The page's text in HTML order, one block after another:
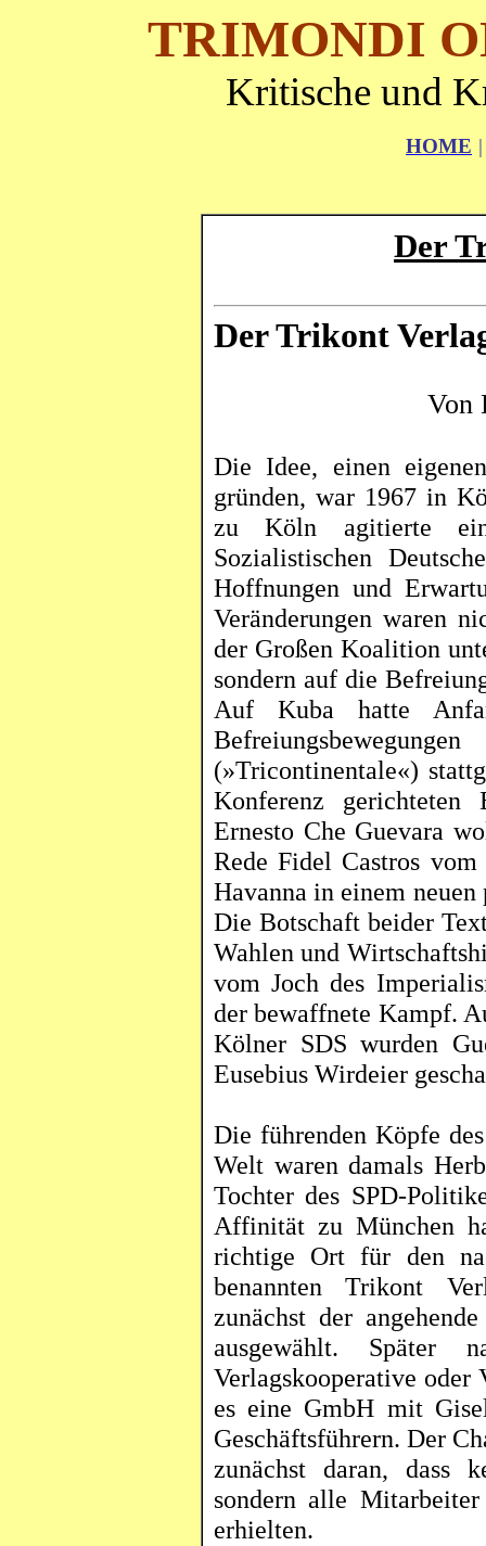
TRIMONDI
Kritische und
HOME |
Der
DerTrikont
Von
Die Idee, einen
gründen, war 1967 in
zu Köln agitierte
Sozialistischen
Hoffnungen und
Veränderungen waren
der Großen Koalition
sondern auf die
Auf Kuba hatte
(»Tricontinentale«)
Konferenz gerichteten
Ernesto Che Guevara
Rede Fidel Castros
Havanna in einem
Die Botschaft beider
Wahlen und
vom Joch des
der bewaffnete Kampf.
Kölner SDS wurden
Eusebius Wirdeier
Die führenden Köpfe
Welt waren damals
Tochter des SPD-
Affinität zu München
richtige Ort für den
benanntenTrikont
zunächst der
ausgewählt. Später
Verlagskooperative
es eine GmbH mit
Geschäftsführern. Der
zunächst daran, dass
sondern alle
erhielten.